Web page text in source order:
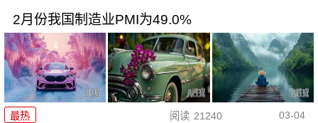
2月份我国制造业PMI为49.0%
最热 阅读 21240 03-04